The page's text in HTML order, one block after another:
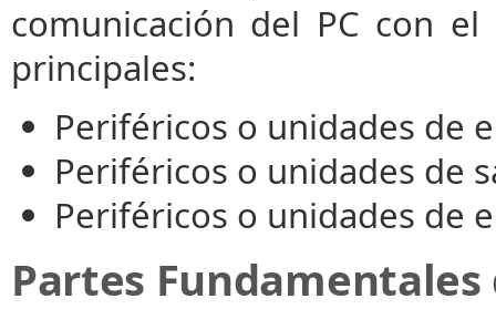
comunicación del PC con
principales:
Periféricos o unidades de
Periféricos o unidades de
Periféricos o unidades de
Partes